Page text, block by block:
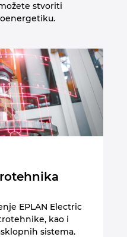
stvoriti
EPLAN Electric
kao i
sistema.